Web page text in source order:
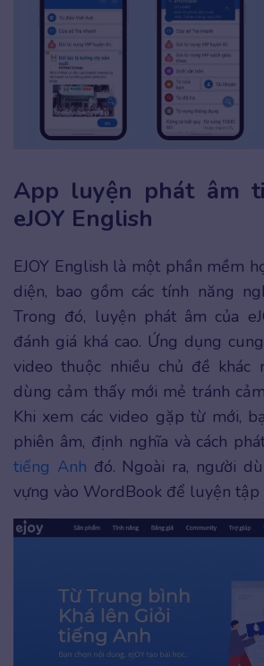
App luyện phát âm
eJOY English
EJOY English là một phần mềm
diện, bao gồm các tính năng
Trong đó, luyện phát âm của
đánh giá khá cao. Ứng dụng
video thuộc nhiều chủ đề khác
dùng cảm thấy mới mẻ tránh
Khi xem các video gặp từ mới,
phiên âm, định nghĩa và cách
tiếng Anh đó. Ngoài ra, người
vựng vào WordBook để luyện tập